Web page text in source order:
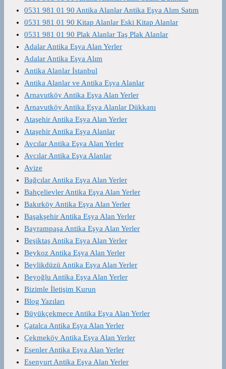
0531 981 01 90 Antika Alanlar Antika Eşya Alım Satım
0531 981 01 90 Kitap Alanlar Eski Kitap Alanlar
0531 981 01 90 Plak Alanlar Taş Plak Alanlar
Adalar Antika Eşya Alan Yerler
Adalar Antika Eşya Alım
Antika Alanlar İstanbul
Antika Alanlar ve Antika Eşya Alanlar
Arnavutköy Antika Eşya Alan Yerler
Arnavutköy Antika Eşya Alanlar Dükkanı
Ataşehir Antika Eşya Alan Yerler
Ataşehir Antika Eşya Alanlar
Avcılar Antika Eşya Alan Yerler
Avcılar Antika Eşya Alanlar
Avize
Bağcılar Antika Eşya Alan Yerler
Bahçelievler Antika Eşya Alan Yerler
Bakırköy Antika Eşya Alan Yerler
Başakşehir Antika Eşya Alan Yerler
Bayrampaşa Antika Eşya Alan Yerler
Beşiktaş Antika Eşya Alan Yerler
Beykoz Antika Eşya Alan Yerler
Beylikdüzü Antika Eşya Alan Yerler
Beyoğlu Antika Eşya Alan Yerler
Bizimle İletişim Kurun
Blog Yazıları
Büyükçekmece Antika Eşya Alan Yerler
Çatalca Antika Eşya Alan Yerler
Çekmeköy Antika Eşya Alan Yerler
Esenler Antika Eşya Alan Yerler
Esenyurt Antika Eşya Alan Yerler